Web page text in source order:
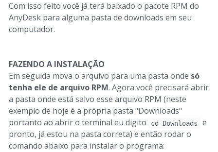
Com isso feito você já terá baixado o pacote RPM do
AnyDesk para alguma pasta de downloads em seu
computador.
FAZENDO A INSTALAÇÃO
Em seguida mova o arquivo para uma pasta onde só
tenha ele de arquivo RPM. Agora você precisará abrir
a pasta onde está salvo esse arquivo RPM (neste
exemplo de hoje é a própria pasta "Downloads"
portanto ao abrir o terminal eu digito
cd Downloads
e
pronto, já estou na pasta correta) e então rodar o
comando abaixo para instalar o programa: